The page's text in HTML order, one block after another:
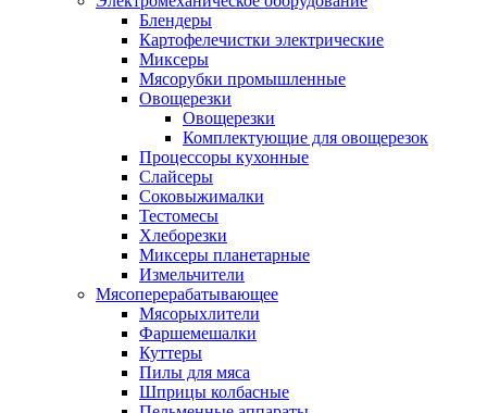
Блендеры
Картофелечистки электрические
Миксеры
Мясорубки промышленные
Овощерезки
Овощерезки
Комплектующие для овощерезок
Процессоры кухонные
Слайсеры
Соковыжималки
Тестомесы
Хлеборезки
Миксеры планетарные
Измельчители
Мясоперерабатывающее
Мясорыхлители
Фаршемешалки
Куттеры
Пилы для мяса
Шприцы колбасные